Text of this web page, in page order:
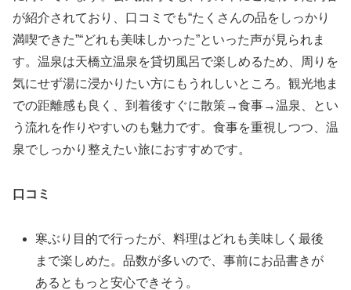
が紹介されており、口コミでも“たくさんの品をしっかり
満喫できた”“どれも美味しかった”といった声が見られま
す。温泉は天橋立温泉を貸切風呂で楽しめるため、周りを
気にせず湯に浸かりたい方にもうれしいところ。観光地ま
での距離感も良く、到着後すぐに散策→食事→温泉、とい
う流れを作りやすいのも魅力です。食事を重視しつつ、温
泉でしっかり整えたい旅におすすめです。
口コミ
寒ぶり目的で行ったが、料理はどれも美味しく最後
まで楽しめた。品数が多いので、事前にお品書きが
あるともっと安心できそう。